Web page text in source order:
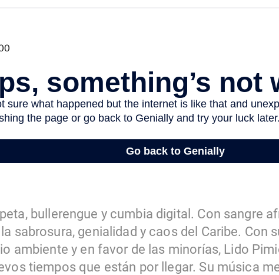
bullerengue y cumbia digital. Con sangre
sabrosura, genialidad y caos del Caribe. Con
ambiente y en favor de las minorías, Lido
tiempos que están por llegar. Su música